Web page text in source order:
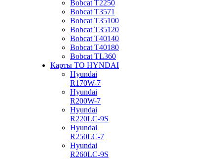
Bobcat Т2250
Bobcat Т3571
Bobcat Т35100
Bobcat Т35120
Bobcat Т40140
Bobcat Т40180
Bobcat ТL360
Карты ТО HYNDAI
Hyundai
R170W-7
Hyundai
R200W-7
Hyundai
R220LC-9S
Hyundai
R250LC-7
Hyundai
R260LC-9S